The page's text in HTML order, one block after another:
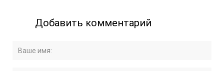
Добавить комментарий